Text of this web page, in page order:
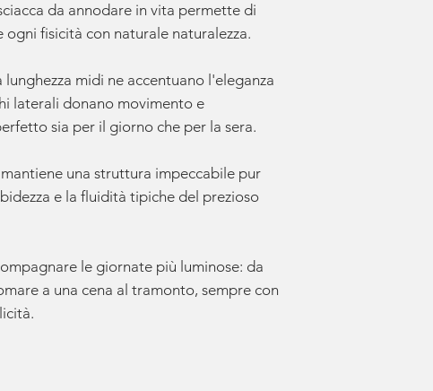
da annodare in vita permette di
fisicità con naturale naturalezza.
midi ne accentuano l'eleganza
laterali donano movimento e
sia per il giorno che per la sera.
mantiene una struttura impeccabile pur
e la fluidità tipiche del prezioso
le giornate più luminose: da
a una cena al tramonto, sempre con